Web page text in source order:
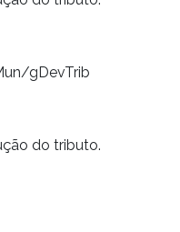
gDevTrib
do tributo.